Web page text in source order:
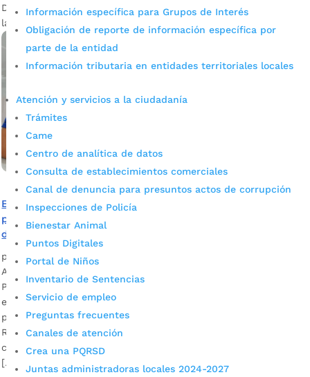
Información específica para Grupos de Interés
Obligación de reporte de información específica por
parte de la entidad
Información tributaria en entidades territoriales locales
Atención y servicios a la ciudadanía
Trámites
Came
Centro de analítica de datos
Consulta de establecimientos comerciales
Canal de denuncia para presuntos actos de corrupción
Inspecciones de Policía
Bienestar Animal
Puntos Digitales
Portal de Niños
Inventario de Sentencias
Servicio de empleo
Preguntas frecuentes
Canales de atención
Crea una PQRSD
Juntas administradoras locales 2024-2027
Desarrollo Social, Natalia Durán, denunció ante la Fiscalía y
la Contraloría un presunto caso de corrupción en el […]
Becas para la educación superior continuarán y son
prioridad del Plan de Desarrollo ‘Bucaramanga, ciudad
de oportunidades’
por Alcaldía de Bucaramanga
A través de la discusión constructiva para la aprobación del
Plan de Desarrollo, las comunidades continúan aportando
en la consolidación de una hoja de ruta incluyente y
participativa en beneficio de los ciudadanos. Ana Leonor
Rueda, secretaria Educación Bga Descargar audio No es
cierto que el subsidio o beca a estudiantes de estratos 1, 2
[…]